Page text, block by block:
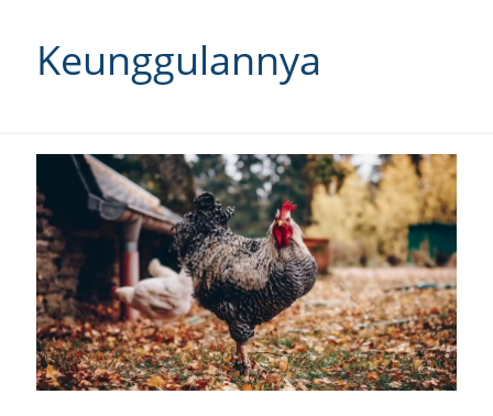
Keunggulannya